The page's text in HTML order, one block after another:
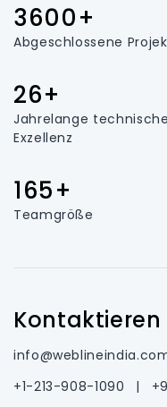
3600+
Abgeschlossene
26+
Jahrelange technische
Exzellenz
165+
Teamgröße
Kontaktieren
+1-213-908-1090
|